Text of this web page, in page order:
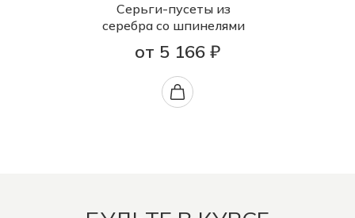
Серьги-пусеты из
серебра со шпинелями
от 5 166 ₽